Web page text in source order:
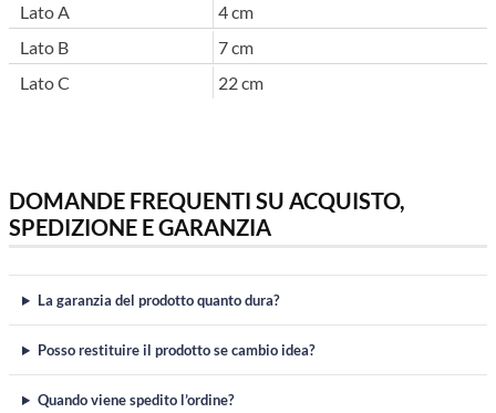
Lato A
4 cm
Lato B
7 cm
Lato C
22 cm
DOMANDE FREQUENTI SU ACQUISTO,
SPEDIZIONE E GARANZIA
La garanzia del prodotto quanto dura?
Posso restituire il prodotto se cambio idea?
Quando viene spedito l’ordine?